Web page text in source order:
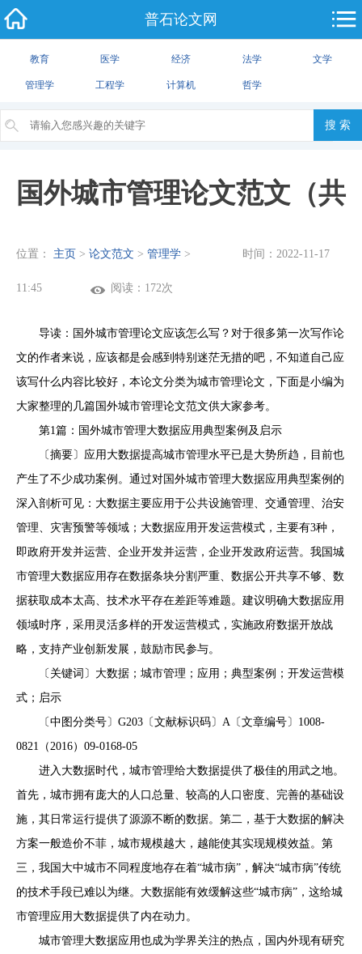
普石论文网
教育 医学 经济 法学 文学
管理学 工程学 计算机 哲学
国外城市管理论文范文（共
2篇）
位置： 主页 > 论文范文 > 管理学 > 时间：2022-11-17
11:45 阅读：172次
导读：国外城市管理论文应该怎么写？对于很多第一次写作论
文的作者来说，应该都是会感到特别迷茫无措的吧，不知道自己应
该写什么内容比较好，本论文分类为城市管理论文，下面是小编为
大家整理的几篇国外城市管理论文范文供大家参考。
第1篇：国外城市管理大数据应用典型案例及启示
〔摘要〕应用大数据提高城市管理水平已是大势所趋，目前也
产生了不少成功案例。通过对国外城市管理大数据应用典型案例的
深入剖析可见：大数据主要应用于公共设施管理、交通管理、治安
管理、灾害预警等领域；大数据应用开发运营模式，主要有3种，
即政府开发并运营、企业开发并运营，企业开发政府运营。我国城
市管理大数据应用存在数据条块分割严重、数据公开共享不够、数
据获取成本太高、技术水平存在差距等难题。建议明确大数据应用
领域时序，采用灵活多样的开发运营模式，实施政府数据开放战
略，支持产业创新发展，鼓励市民参与。
〔关键词〕大数据；城市管理；应用；典型案例；开发运营模
式；启示
〔中图分类号〕G203〔文献标识码〕A〔文章编号〕1008-
0821（2016）09-0168-05
进入大数据时代，城市管理给大数据提供了极佳的用武之地。
首先，城市拥有庞大的人口总量、较高的人口密度、完善的基础设
施，其日常运行提供了源源不断的数据。第二，基于大数据的解决
方案一般造价不菲，城市规模越大，越能使其实现规模效益。第
三，我国大中城市不同程度地存在着“城市病”，解决“城市病”传统
的技术手段已难以为继。大数据能有效缓解这些“城市病”，这给城
市管理应用大数据提供了内在动力。
城市管理大数据应用也成为学界关注的热点，国内外现有研究